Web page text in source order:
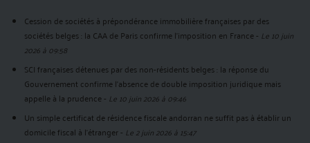
Cession de sociétés à prépondérance immobilière françaises par des
sociétés belges : la CAA de Paris confirme l'imposition en France- Le 10 juin
2026 à 09:58
SCI françaises détenues par des non-résidents belges : la réponse du
Gouvernement confirme l'absence de double imposition juridique mais
appelle à la prudence- Le 10 juin 2026 à 09:46
Un simple certificat de résidence fiscale andorran ne suffit pas à établir un
domicile fiscal à l'étranger- Le 2 juin 2026 à 15:47